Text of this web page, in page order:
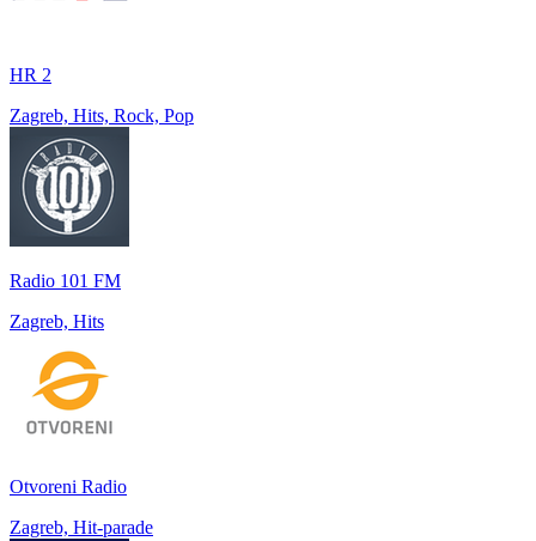
HR 2
Zagreb, Hits, Rock, Pop
Radio 101 FM
Zagreb, Hits
Otvoreni Radio
Zagreb, Hit-parade